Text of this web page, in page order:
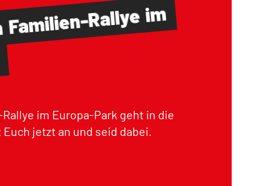
Familien-Rallyeim
im Europa-Park geht in die
jetzt an und seid dabei.